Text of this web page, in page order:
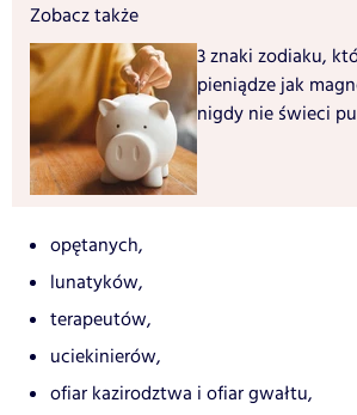
Zobacz także
3 znaki zodiaku,
pieniądze jak
nigdy nie świeci
opętanych,
lunatyków,
terapeutów,
uciekinierów,
ofiar kazirodztwa i ofiar gwałtu,